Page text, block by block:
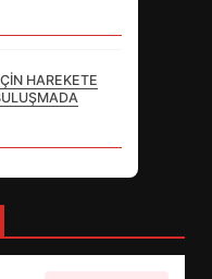
HAREKETE
NE